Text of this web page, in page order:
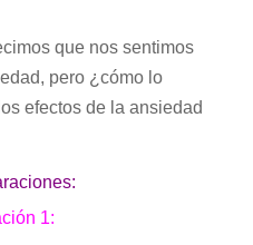
que nos sentimos
pero ¿cómo lo
efectos de la ansiedad
1: